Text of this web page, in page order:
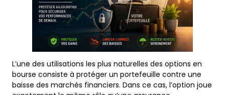
L’une des utilisations les plus naturelles des options en
bourse consiste à protéger un portefeuille contre une
baisse des marchés financiers. Dans ce cas, l’option joue